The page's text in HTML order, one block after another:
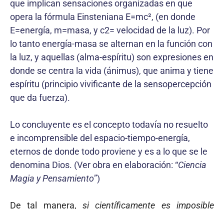
que implican sensaciones organizadas en que
opera la fórmula Einsteniana E=mc², (en donde
E=energía, m=masa, y c2= velocidad de la luz). Por
lo tanto energía-masa se alternan en la función con
la luz, y aquellas (alma-espíritu) son expresiones en
donde se centra la vida (ánimus), que anima y tiene
espíritu (principio vivificante de la sensopercepción
que da fuerza).
Lo concluyente es el concepto todavía no resuelto
e incomprensible del espacio-tiempo-energía,
eternos de donde todo proviene y es a lo que se le
denomina Dios. (Ver obra en elaboración: “Ciencia
Magia y Pensamiento”)
De tal manera, si científicamente es imposible